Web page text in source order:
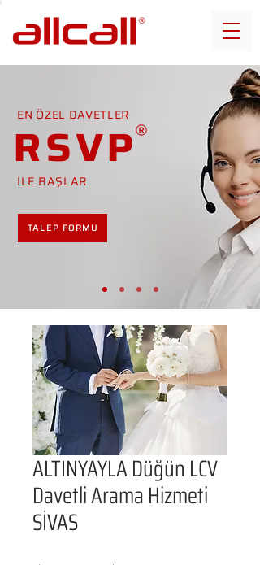
EN ÖZEL DAVETLER
RSVP
İLE BAŞLAR
TALEP FORMU
ALTINYAYLA Düğün LCV
Davetli Arama Hizmeti
SİVAS